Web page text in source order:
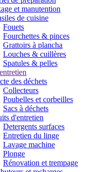
et manutention
de cuisine
Fouets
Fourchettes & pinces
Grattoirs à plancha
Louches & cuillères
Spatules & pelles
des déchets
Collecteurs
Poubelles et corbeilles
Sacs à déchets
d'entretien
Detergents surfaces
Entretien du linge
Lavage machine
Plonge
Rénovation et trempage